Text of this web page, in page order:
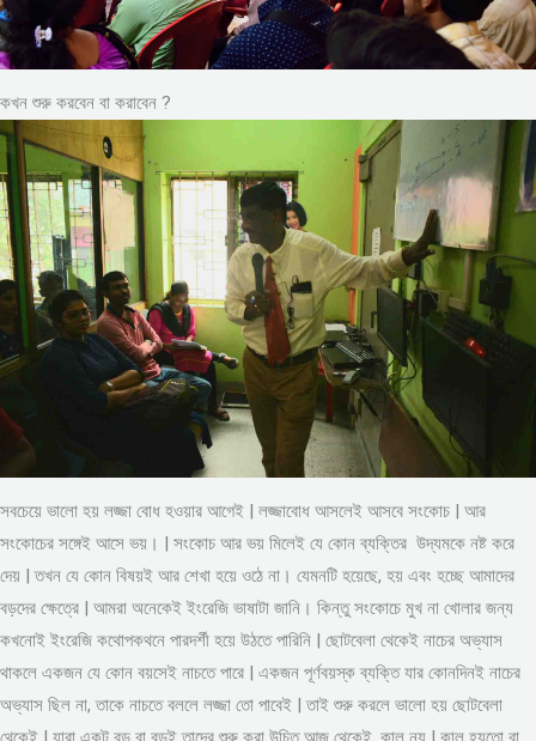
কখন শুরু করবেন বা করাবেন ?
সবচেয়ে ভালো হয় লজ্জা বোধ হওয়ার আগেই | লজ্জাবোধ আসলেই আসবে সংকোচ | আর
সংকোচের সঙ্গেই আসে ভয়। | সংকোচ আর ভয় মিলেই যে কোন ব্যক্তির উদ্যমকে নষ্ট করে
দেয় | তখন যে কোন বিষয়ই আর শেখা হয়ে ওঠে না। যেমনটি হয়েছে, হয় এবং হচ্ছে আমাদের
বড়দের ক্ষেত্রে | আমরা অনেকেই ইংরেজি ভাষাটা জানি। কিন্তু সংকোচে মুখ না খোলার জন্য
কখনোই ইংরেজি কথোপকথনে পারদর্শী হয়ে উঠতে পারিনি | ছোটবেলা থেকেই নাচের অভ্যাস
থাকলে একজন যে কোন বয়সেই নাচতে পারে | একজন পূর্ণবয়স্ক ব্যক্তি যার কোনদিনই নাচের
অভ্যাস ছিল না, তাকে নাচতে বললে লজ্জা তো পাবেই | তাই শুরু করলে ভালো হয় ছোটবেলা